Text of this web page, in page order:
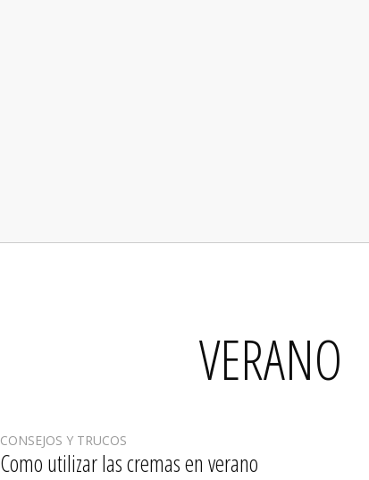
VERANO
CONSEJOS Y TRUCOS
Como utilizar las cremas en verano